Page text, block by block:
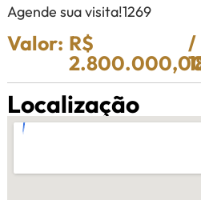
Agende sua visita!1269
Valor: R$ /
Localização